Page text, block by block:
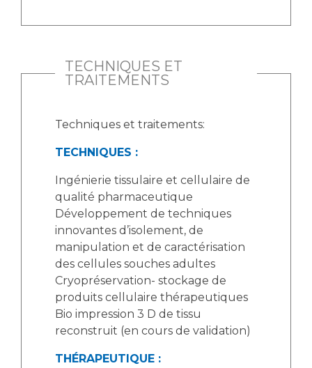
Qualité
Nos indicateurs qualité et de sécurité des soins
Protection des données
Sécurité
Les recherches en santé à l’AP-HM
Lieu de santé sans tabac
Documents utiles
TECHNIQUES ET
TRAITEMENTS
Techniques et traitements:
TECHNIQUES :
Ingénierie tissulaire et cellulaire de
qualité pharmaceutique
Développement de techniques
innovantes d’isolement, de
manipulation et de caractérisation
des cellules souches adultes
Cryopréservation- stockage de
produits cellulaire thérapeutiques
Bio impression 3 D de tissu
reconstruit (en cours de validation)
THÉRAPEUTIQUE :